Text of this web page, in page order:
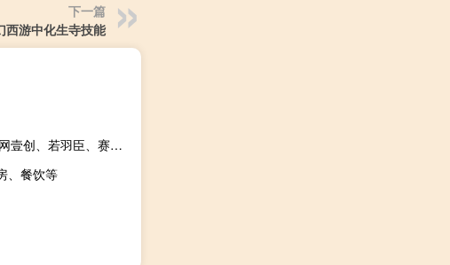
下一篇
西游中化生寺技能
A股互联网电商板块持续上行三态股份涨超14%壹网壹创、若羽臣、赛维时代、焦点科技等跟涨
、餐饮等